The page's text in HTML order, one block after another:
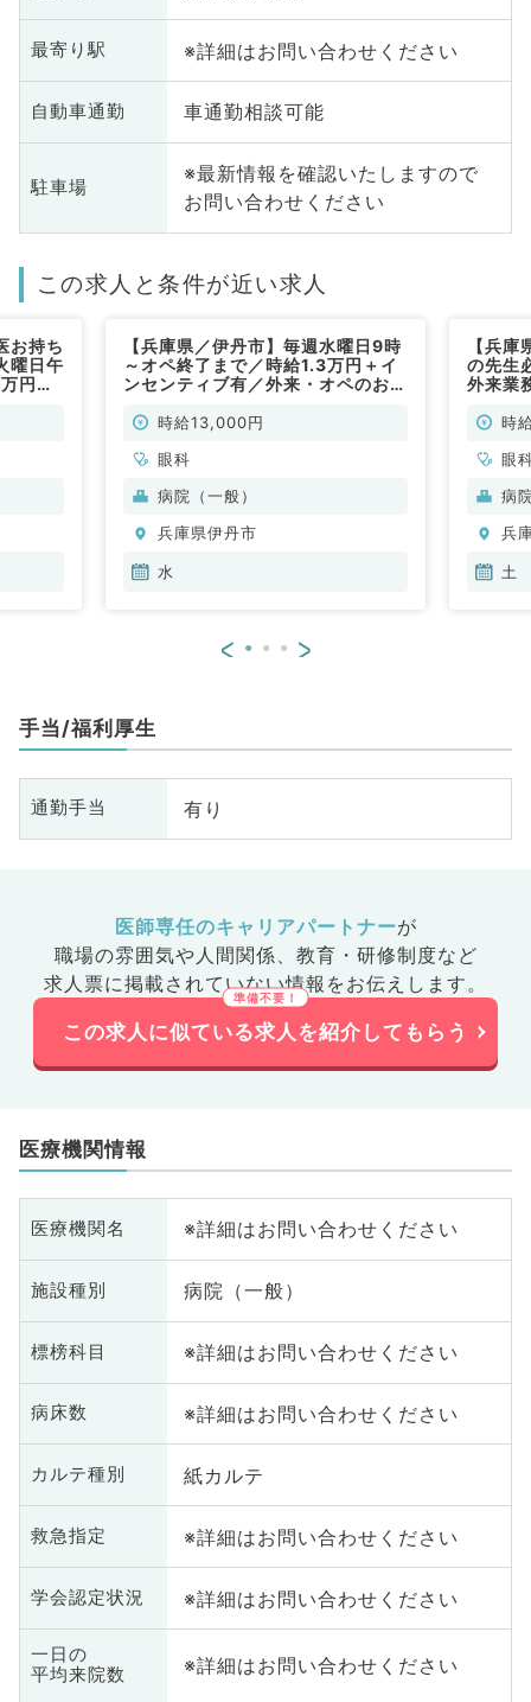
最寄り駅 ※詳細はお問い合わせください
自動車通勤 車通勤相談可能
駐車場
※最新情報を確認いたしますので
お問い合わせください
この求人と条件が近い求人
お持ち
曜日午
円～
【兵庫県／伊丹市】毎週水曜日9時
～オペ終了まで／時給1.3万円＋イ
ンセンティブ有／外来・オペのお仕
時給13,000円
眼科
病院（一般）
兵庫県伊丹市
水
【兵
の先生
外来業
時
眼
病
兵
土
< >
手当/福利厚生
通勤手当 有り
医師専任のキャリアパートナーが
職場の雰囲気や人間関係、 教育・研修制度など
求人票に掲載されていない情報をお伝えします。
この求人に似ている求人を紹介してもらう
医療機関情報
医療機関名 ※詳細はお問い合わせください
施設種別 病院（一般）
標榜科目 ※詳細はお問い合わせください
病床数 ※詳細はお問い合わせください
カルテ種別 紙カルテ
救急指定 ※詳細はお問い合わせください
学会認定状況 ※詳細はお問い合わせください
一日の
平均来院数
※詳細はお問い合わせください